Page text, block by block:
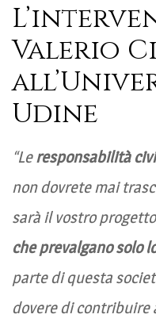
Valerio
Udine
“Leresponsabilità
non dovrete mai
sarà il vostro
che prevalgano solo
parte di questa
dovere di contribuire